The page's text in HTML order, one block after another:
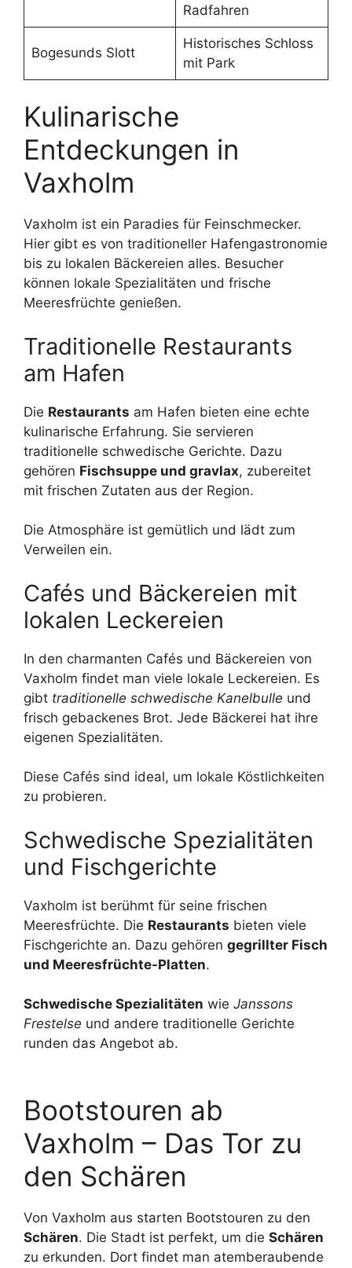
Radfahren
Bogesunds Slott
Historisches Schloss
mit Park
Kulinarische
Entdeckungen in
Vaxholm
Vaxholm ist ein Paradies für Feinschmecker.
Hier gibt es von traditioneller Hafengastronomie
bis zu lokalen Bäckereien alles. Besucher
können lokale Spezialitäten und frische
Meeresfrüchte genießen.
Traditionelle Restaurants
am Hafen
Die Restaurants am Hafen bieten eine echte
kulinarische Erfahrung. Sie servieren
traditionelle schwedische Gerichte. Dazu
gehören Fischsuppe und gravlax, zubereitet
mit frischen Zutaten aus der Region.
Die Atmosphäre ist gemütlich und lädt zum
Verweilen ein.
Cafés und Bäckereien mit
lokalen Leckereien
In den charmanten Cafés und Bäckereien von
Vaxholm findet man viele lokale Leckereien. Es
gibt traditionelle schwedische Kanelbulle und
frisch gebackenes Brot. Jede Bäckerei hat ihre
eigenen Spezialitäten.
Diese Cafés sind ideal, um lokale Köstlichkeiten
zu probieren.
Schwedische Spezialitäten
und Fischgerichte
Vaxholm ist berühmt für seine frischen
Meeresfrüchte. Die Restaurants bieten viele
Fischgerichte an. Dazu gehören gegrillter Fisch
und Meeresfrüchte-Platten.
Schwedische Spezialitäten wie Janssons
Frestelse und andere traditionelle Gerichte
runden das Angebot ab.
Bootstouren ab
Vaxholm – Das Tor zu
den Schären
Von Vaxholm aus starten Bootstouren zu den
Schären. Die Stadt ist perfekt, um die Schären
zu erkunden. Dort findet man atemberaubende